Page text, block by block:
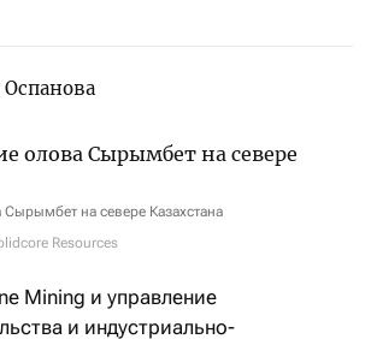
на севере Казахстана
Resources
Mining и управление
и индустриально-